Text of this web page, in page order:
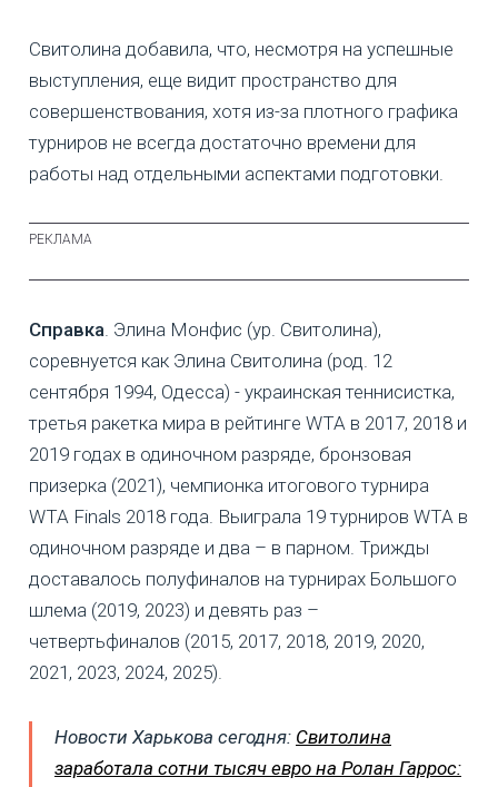
Свитолина добавила, что, несмотря на успешные
выступления, еще видит пространство для
совершенствования, хотя из-за плотного графика
турниров не всегда достаточно времени для
работы над отдельными аспектами подготовки.
Справка. Элина Монфис (ур. Свитолина),
соревнуется как Элина Свитолина (род. 12
сентября 1994, Одесса) - украинская теннисистка,
третья ракетка мира в рейтинге WTA в 2017, 2018 и
2019 годах в одиночном разряде, бронзовая
призерка (2021), чемпионка итогового турнира
WTA Finals 2018 года. Выиграла 19 турниров WTA в
одиночном разряде и два – в парном. Трижды
доставалось полуфиналов на турнирах Большого
шлема (2019, 2023) и девять раз –
четвертьфиналов (2015, 2017, 2018, 2019, 2020,
2021, 2023, 2024, 2025).
Новости Харькова сегодня: Свитолина
заработала сотни тысяч евро на Ролан Гаррос: